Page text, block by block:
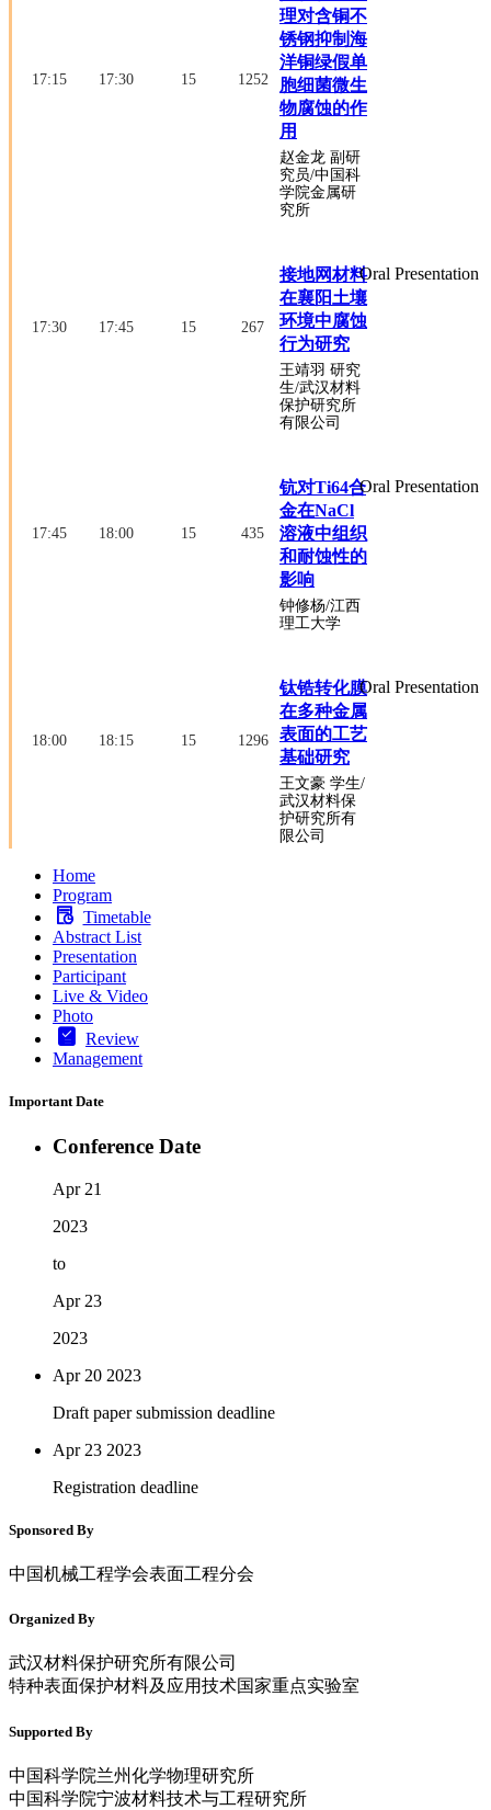
17:15 17:30 15 1252
理对含铜不
锈钢抑制海
洋铜绿假单
胞细菌微生
物腐蚀的作
用
赵金龙 副研
究员/中国科
学院金属研
究所
17:30 17:45 15 267
接地网材料
在襄阳土壤
环境中腐蚀
行为研究
王靖羽 研究
生/武汉材料
保护研究所
有限公司
Oral Presentation
17:45 18:00 15 435
钪对Ti64合
金在NaCl
溶液中组织
和耐蚀性的
影响
钟修杨/江西
理工大学
Oral Presentation
18:00 18:15 15 1296
钛锆转化膜
在多种金属
表面的工艺
基础研究
王文豪 学生/
武汉材料保
护研究所有
限公司
Oral Presentation
Home
Program
Timetable
Abstract List
Presentation
Participant
Live & Video
Photo
Review
Management
Important Date
Conference Date
Apr 21
2023
to
Apr 23
2023
Apr 20 2023
Draft paper submission deadline
Apr 23 2023
Registration deadline
Sponsored By
中国机械工程学会表面工程分会
Organized By
武汉材料保护研究所有限公司
特种表面保护材料及应用技术国家重点实验室
Supported By
中国科学院兰州化学物理研究所
中国科学院宁波材料技术与工程研究所